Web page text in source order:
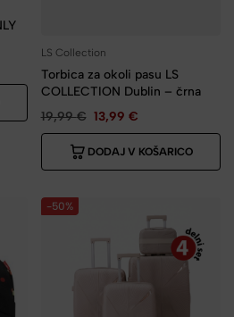
LS Collection
Torbica za okoli pasu LS
COLLECTION Dublin – črna
19,99€ 13,99 €
DODAJ V KOŠARICO
-50%